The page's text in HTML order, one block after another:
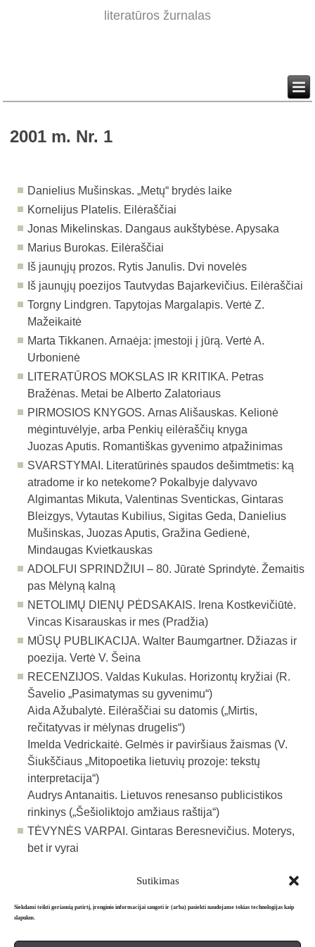
Sutikimas
Siekdami teikti geriausią patirtį, įrenginio informacijai saugoti ir (arba) pasiekti naudojame tokias technologijas kaip
slapukus.
literatūros žurnalas
2001 m. Nr. 1
Danielius Mušinskas. „Metų“ brydės laike
Kornelijus Platelis. Eilėraščiai
Jonas Mikelinskas. Dangaus aukštybėse. Apysaka
Marius Burokas. Eilėraščiai
Iš jaunųjų prozos. Rytis Janulis. Dvi novelės
Iš jaunųjų poezijos Tautvydas Bajarkevičius. Eilėraščiai
Torgny Lindgren. Tapytojas Margalapis. Vertė Z.
Mažeikaitė
Marta Tikkanen. Arnaėja: įmestoji į jūrą. Vertė A.
Urbonienė
LITERATŪROS MOKSLAS IR KRITIKA. Petras
Bražėnas. Metai be Alberto Zalatoriaus
PIRMOSIOS KNYGOS. Arnas Ališauskas. Kelionė
mėgintuvėlyje, arba Penkių eilėraščių knyga
Juozas Aputis. Romantiškas gyvenimo atpažinimas
SVARSTYMAI. Literatūrinės spaudos dešimtmetis: ką
atradome ir ko netekome? Pokalbyje dalyvavo
Algimantas Mikuta, Valentinas Sventickas, Gintaras
Bleizgys, Vytautas Kubilius, Sigitas Geda, Danielius
Mušinskas, Juozas Aputis, Gražina Gedienė,
Mindaugas Kvietkauskas
ADOLFUI SPRINDŽIUI – 80. Jūratė Sprindytė. Žemaitis
pas Mėlyną kalną
NETOLIMŲ DIENŲ PĖDSAKAIS. Irena Kostkevičiūtė.
Vincas Kisarauskas ir mes (Pradžia)
MŪSŲ PUBLIKACIJA. Walter Baumgartner. Džiazas ir
poezija. Vertė V. Šeina
RECENZIJOS. Valdas Kukulas. Horizontų kryžiai (R.
Šavelio „Pasimatymas su gyvenimu“)
Aida Ažubalytė. Eilėraščiai su datomis („Mirtis,
rečitatyvas ir mėlynas drugelis“)
Imelda Vedrickaitė. Gelmės ir paviršiaus žaismas (V.
Šiukščiaus „Mitopoetika lietuvių prozoje: tekstų
interpretacija“)
Audrys Antanaitis. Lietuvos renesanso publicistikos
rinkinys („Šešioliktojo amžiaus raštija“)
TĖVYNĖS VARPAI. Gintaras Beresnevičius. Moterys,
bet ir vyrai